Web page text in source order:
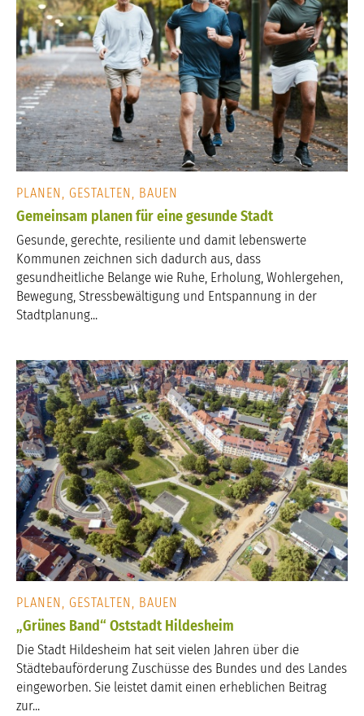
PLANEN, GESTALTEN, BAUEN
Gemeinsam planen für eine gesunde Stadt
Gesunde, gerechte, resiliente und damit lebenswerte
Kommunen zeichnen sich dadurch aus, dass
gesundheitliche Belange wie Ruhe, Erholung, Wohlergehen,
Bewegung, Stressbewältigung und Entspannung in der
Stadtplanung...
PLANEN, GESTALTEN, BAUEN
„Grünes Band“ Oststadt Hildesheim
Die Stadt Hildesheim hat seit vielen Jahren über die
Städtebauförderung Zuschüsse des Bundes und des Landes
eingeworben. Sie leistet damit einen erheblichen Beitrag
zur...